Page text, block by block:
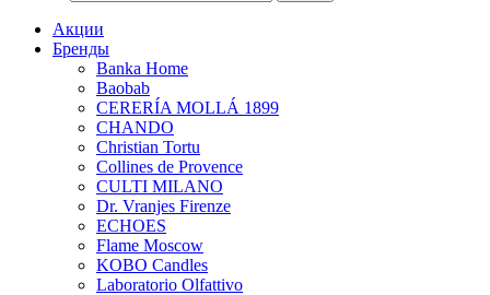
Акции
Бренды
Banka Home
Baobab
CERERÍA MOLLÁ 1899
CHANDO
Christian Tortu
Collines de Provence
CULTI MILANO
Dr. Vranjes Firenze
ECHOES
Flame Moscow
KOBO Candles
Laboratorio Olfattivo